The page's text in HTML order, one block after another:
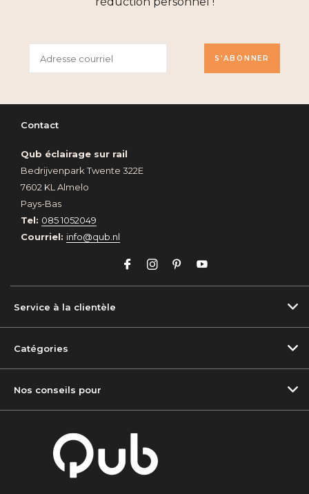
S'ABONNER
Contact
Qub éclairage sur rail
Bedrijvenpark Twente 322E
7602 KL Almelo
Pays-Bas
Tel: 085 1052049
Courriel: info@qub.nl
Service à la clientèle
Catégories
Nos conseils pour